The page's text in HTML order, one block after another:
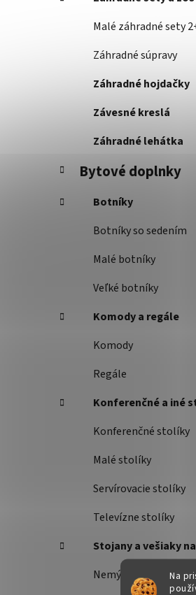
Na
Malé záhradné sety
Záhradné súpravy
Záhradné hojdačky
Závesné kreslá
Záhradné lehátka
Bytové doplnky
Botníky
Botníky so sedením
Malé botníky
Veľké botníky
Komody a regále
Komody
Regále
Konferenčné a iné
Konferenčné stolíky
Malé stolíky
Servírovacie stolíky
Televízne stolíky
Stojany a vešiaky
Nemý sluha